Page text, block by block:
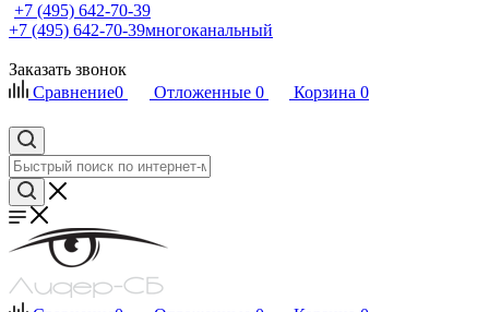
+7 (495) 642-70-39
+7 (495) 642-70-39многоканальный
Заказать звонок
Сравнение0 Отложенные 0 Корзина 0